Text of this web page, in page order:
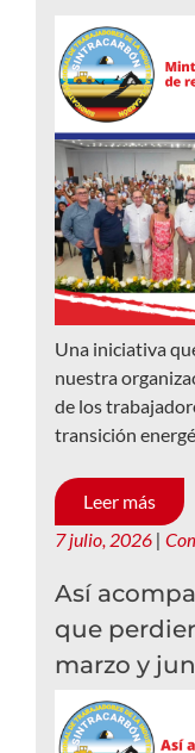
Una iniciativa
nuestra
de los
transición
Leer más
7 julio, 2026 |
Así
que
marzo y